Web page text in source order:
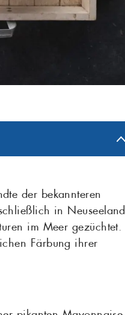
der bekannteren
in Neuseeland
im Meer gezüchtet.
Färbung ihrer